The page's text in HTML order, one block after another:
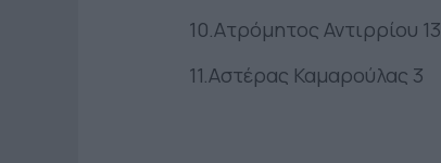
10.Ατρόμητος Αντιρρίου 13
11.Αστέρας Καμαρούλας 3